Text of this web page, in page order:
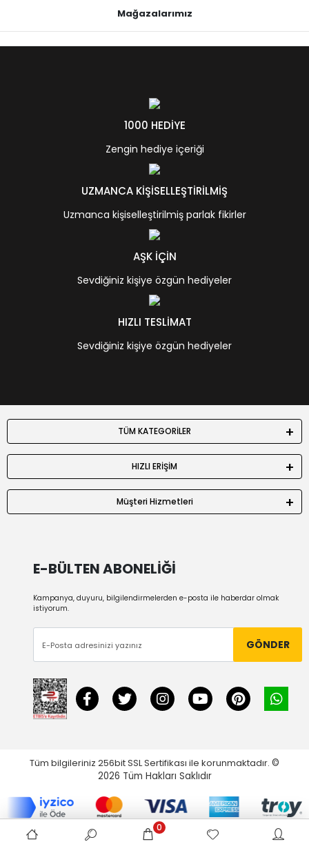
Mağazalarımız
1000 HEDİYE
Zengin hediye içeriği
UZMANCA KİŞİSELLEŞTİRİLMİŞ
Uzmanca kişiselleştirilmiş parlak fikirler
AŞK İÇİN
Sevdiğiniz kişiye özgün hediyeler
HIZLI TESLİMAT
Sevdiğiniz kişiye özgün hediyeler
TÜM KATEGORİLER
HIZLI ERİŞİM
Müşteri Hizmetleri
E-BÜLTEN ABONELİĞİ
Kampanya, duyuru, bilgilendirmelerden e-posta ile haberdar olmak
istiyorum.
GÖNDER
Tüm bilgileriniz 256bit SSL Sertifikası ile korunmaktadır. ©
2026 Tüm Hakları Saklıdır
0